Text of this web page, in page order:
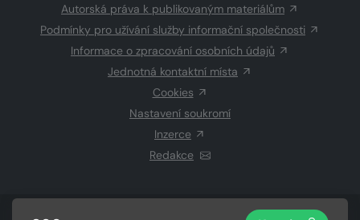
Autorská práva k publikovaným materiálům
Podmínky pro užívání služby informační společnosti
Informace o zpracování osobních údajů
Jednotná kontaktní místa
Cookies
Nastavení soukromí
Inzerce
Redakce